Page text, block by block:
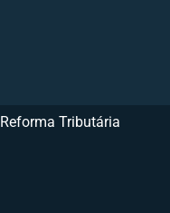
Tributária